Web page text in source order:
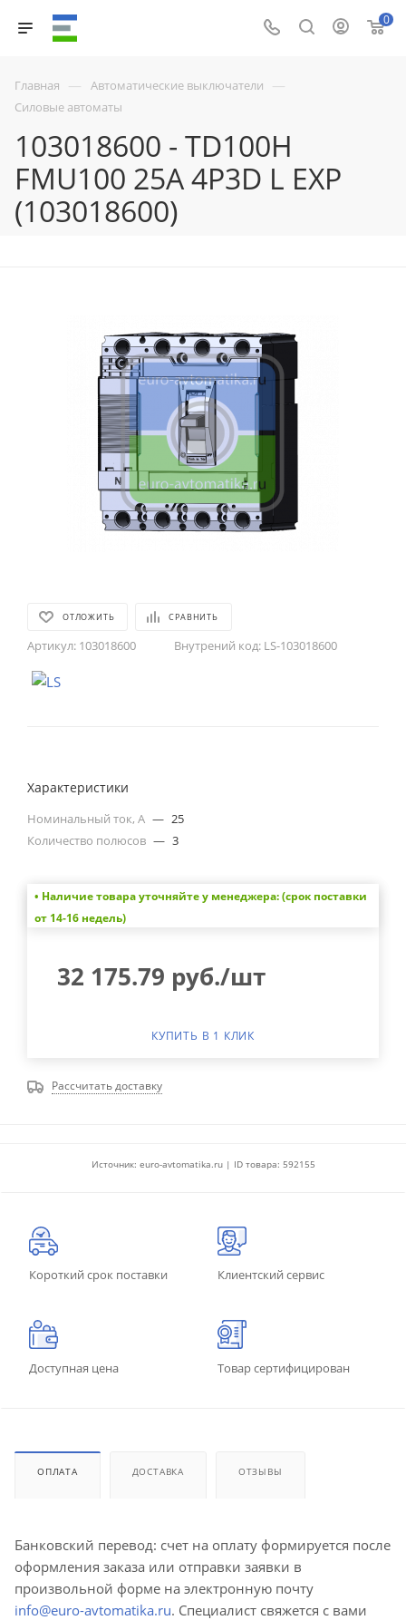
0
Главная — Автоматические выключатели —
Силовые автоматы
103018600 - TD100H
FMU100 25A 4P3D L EXP
(103018600)
ОТЛОЖИТЬ СРАВНИТЬ
Артикул: 103018600 Внутрений код: LS-103018600
Характеристики
Номинальный ток, А — 25
Количество полюсов — 3
• Наличие товара уточняйте у менеджера: (срок поставки
от 14-16 недель)
32 175.79 руб./шт
КУПИТЬ В 1 КЛИК
Рассчитать доставку
Источник: euro-avtomatika.ru | ID товара: 592155
Короткий срок поставки Клиентский сервис
Доступная цена Товар сертифицирован
ОПЛАТА ДОСТАВКА ОТЗЫВЫ
Банковский перевод: счет на оплату формируется после
оформления заказа или отправки заявки в
произвольной форме на электронную почту
info@euro-avtomatika.ru. Специалист свяжется с вами